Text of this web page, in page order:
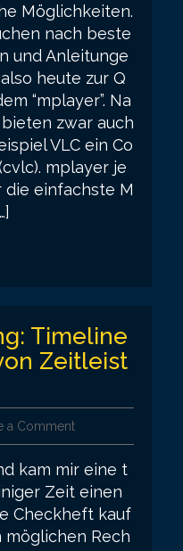
Möglichkeiten.
nach beste
und Anleitunge
heute zur Q
“mplayer”. Na
zwar auch
VLC ein Co
mplayer je
einfachste M
Timeline
Zeitleist
a Comment
kam mir eine t
Zeit einen
Checkheft kauf
Rech